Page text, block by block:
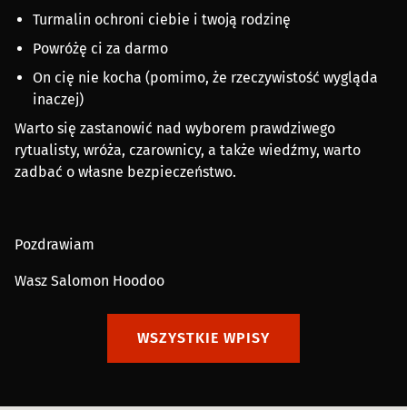
Turmalin ochroni ciebie i twoją rodzinę
Powróżę ci za darmo
On cię nie kocha (pomimo, że rzeczywistość wygląda
inaczej)
Warto się zastanowić nad wyborem prawdziwego
rytualisty, wróża, czarownicy, a także wiedźmy, warto
zadbać o własne bezpieczeństwo.
Pozdrawiam
Wasz Salomon Hoodoo
WSZYSTKIE WPISY